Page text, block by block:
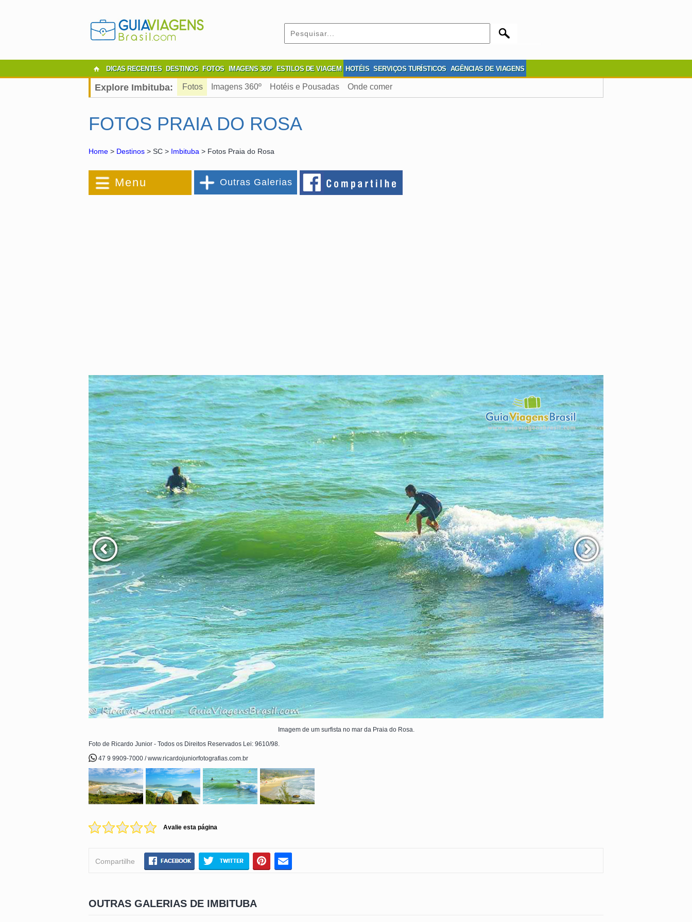
DICAS RECENTES DESTINOS FOTOS IMAGENS 360º ESTILOS DE VIAGEM HOTÉIS SERVIÇOS TURÍSTICOS AGÊNCIAS DE VIAGENS
Explore Imbituba: Fotos Imagens 360º Hotéis e Pousadas Onde comer
FOTOS PRAIA DO ROSA
Home > Destinos > SC > Imbituba > Fotos Praia do Rosa
Menu Outras Galerias
Imagem de um surfista no mar da Praia do Rosa.
Foto de Ricardo Junior - Todos os Direitos Reservados Lei: 9610/98.
47 9 9909-7000 / www.ricardojuniorfotografias.com.br
Avalie esta página
Compartilhe
OUTRAS GALERIAS DE IMBITUBA